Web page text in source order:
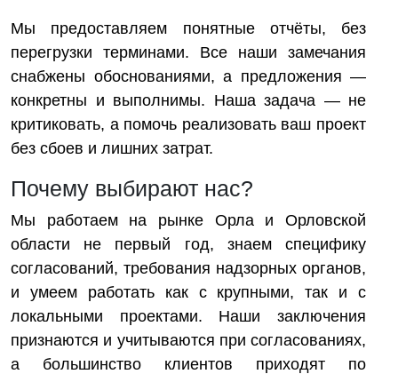
Мы предоставляем понятные отчёты, без
перегрузки терминами. Все наши замечания
снабжены обоснованиями, а предложения —
конкретны и выполнимы. Наша задача — не
критиковать, а помочь реализовать ваш проект
без сбоев и лишних затрат.
Почему выбирают нас?
Мы работаем на рынке Орла и Орловской
области не первый год, знаем специфику
согласований, требования надзорных органов,
и умеем работать как с крупными, так и с
локальными проектами. Наши заключения
признаются и учитываются при согласованиях,
а большинство клиентов приходят по